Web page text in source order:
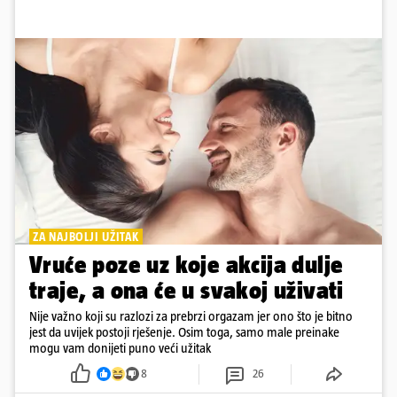
ZA NAJBOLJI UŽITAK
Vruće poze uz koje akcija dulje
traje, a ona će u svakoj uživati
Nije važno koji su razlozi za prebrzi orgazam jer ono što je bitno
jest da uvijek postoji rješenje. Osim toga, samo male preinake
mogu vam donijeti puno veći užitak
8 26